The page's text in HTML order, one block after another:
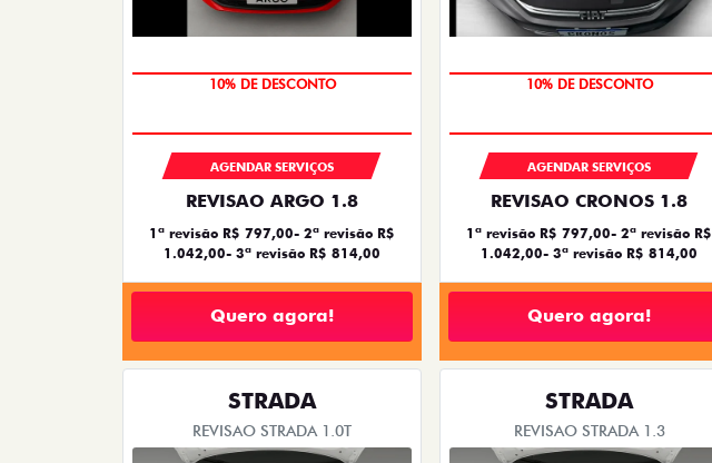
MÃO DE OBRA
AGENDAR SERVIÇOS
REVISAO ARGO 1.8
1ª revisão R$ 797,00- 2ª revisão R$
1.042,00- 3ª revisão R$ 814,00
Quero agora!
MÃO DE OBRA
AGENDAR SERVIÇOS
REVISAO CRONOS 1.8
1ª revisão R$ 797,00- 2ª revisão R$
1.042,00- 3ª revisão R$ 814,00
Quero agora!
STRADA
REVISAO STRADA 1.0T
STRADA
REVISAO STRADA 1.3